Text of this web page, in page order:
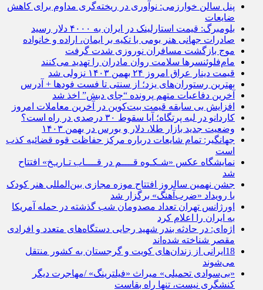
پنل سالن خوارزمی: نوآوری در ریخته‌گری مداوم برای کاهش
ضایعات
بلومبرگ: قیمت استارلینک در ایران به ۴۰۰۰ دلار رسید
صادرات جهانی هنر بومی با تکیه بر ایمان، اراده و خانواده
موج بازگشت مسافران نوروزی شدت گرفت
مام‌فلوئنسرها سلامت روان مادران را تهدید می‌کنند
قیمت دینار عراق امروز ۲۴ بهمن ۱۴۰۳ نزولی شد
بهترین رستوران‌های یزد؛ از سنتی تا فست فودها + آدرس
آخرین دفاعیات متهم پرونده “چای دبش” اخذ شد
افزایش بی سابقه قیمت بیت‌کوین در آخرین معاملات امروز
کاردانو در لبه پرتگاه؛ آیا سقوط ۳۰ درصدی در راه است؟
وضعیت جدید بازار طلا، دلار و بورس در بهمن ۱۴۰۳
جهانگیر: تمام شایعات درباره مرکز حفاظت قوه قضائیه کذب
است
نمایشگاه عکس «شـکـوه ‌قــــم ‌در ‌قــــاب ‌تـاریـخ» افتتاح
شد
جشن نهمین سالروز افتتاح موزه مجازی بین‌المللی هنر کودک
با رویداد «ضرب‌آهنگ» برگزار شد
اورژانس تهران تعداد مصدومان شب گذشته در حمله آمریکا
به ایران را اعلام کرد
اژه‌ای: در حادثه بندر شهید رجایی دستگاه‌های متعدد و افرادی
مقصر شناخته شده‌اند
18ایرانی از زندان‌های کویت و گرجستان به کشور منتقل
می‌شوند
«بی‌سوادی تحمیلی» میراث «فیلترینگ» /مهاجرت دیگر
کنشگری نیست، تنها راه بقاست